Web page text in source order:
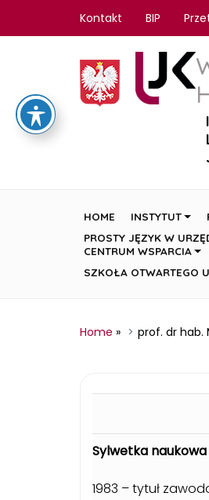
Kontakt BIP
HOME INSTYTUT
PROSTY JĘZYK W
CENTRUM WSPARCIA
SZKOŁA OTWARTEGO
Home » prof. dr hab.
Sylwetka naukowa
1983 – tytuł